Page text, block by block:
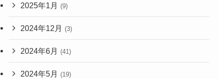
2025年1月 (9)
2024年12月 (3)
2024年6月 (41)
2024年5月 (19)